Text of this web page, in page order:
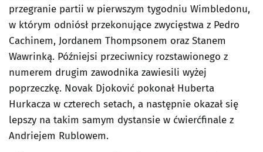
przegranie partii w pierwszym tygodniu Wimbledonu,
w którym odniósł przekonujące zwycięstwa z Pedro
Cachinem, Jordanem Thompsonem oraz Stanem
Wawrinką. Późniejsi przeciwnicy rozstawionego z
numerem drugim zawodnika zawiesili wyżej
poprzeczkę. Novak Djoković pokonał Huberta
Hurkacza w czterech setach, a następnie okazał się
lepszy na takim samym dystansie w ćwierćfinale z
Andriejem Rublowem.